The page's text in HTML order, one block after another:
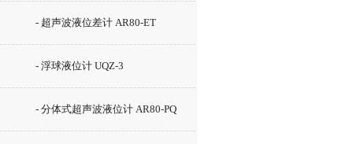
- 超声波液位差计 AR80-ET
- 浮球液位计 UQZ-3
- 分体式超声波液位计 AR80-PQ